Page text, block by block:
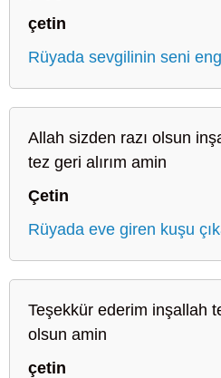
çetin
Rüyada sevgilinin seni
Allah sizden razı olsun
tez geri alırım amin
Çetin
Rüyada eve giren kuşu
Teşekkür ederim inşallah
olsun amin
çetin